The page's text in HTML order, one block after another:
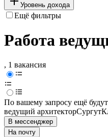
Уровень дохода
Ещё фильтры
Работа
, 1 вакансия
По вашему запросу ещё
ведущий архитекторСургут
В мессенджер
На почту